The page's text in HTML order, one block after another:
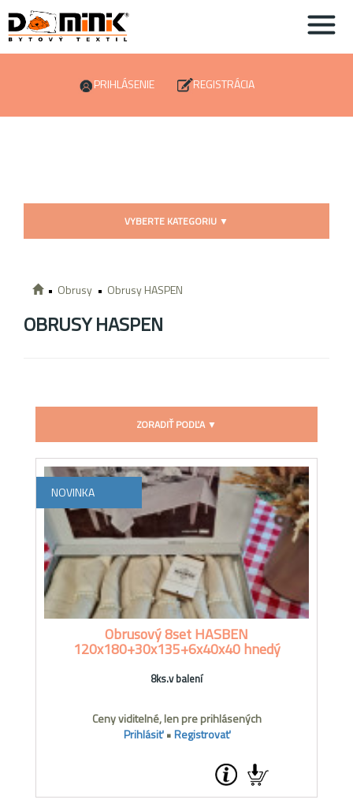
PRIHLÁSENIE REGISTRÁCIA
VYBERTE KATEGORIU ▼
Obrusy Obrusy HASPEN
OBRUSY HASPEN
ZORADIŤ PODĽA ▼
NOVINKA
Obrusový 8set HASBEN
120x180+30x135+6x40x40 hnedý
8ks.v balení
Ceny viditelné, len pre prihlásených
Prihlásiť•Registrovať